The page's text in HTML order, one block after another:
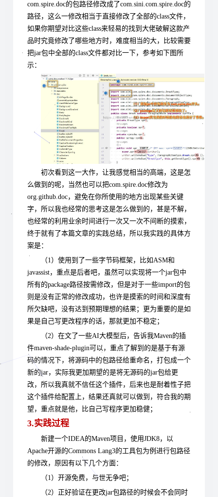
com.spire.doc的包路径修改成了com.sini.com.spire.doc的
路径，这么一修改相当于直接修改了全部的class文件，
如果你期望对比这些class来轻易的找到大佬破解这款产
品时究竟修改了哪些地方时，难度相当的大，比较需要
把jar包中全部的class文件都对比一下，参考如下图所
示：
初次看到这一大作，让我感觉相当的高端，这是怎
么做到的呢，当然也可以把com.spire.doc修改为
org.github.doc，避免在你所使用的地方出现某些关键
字，所以我也经常的思考这是怎么做到的，甚是不解，
也经常的利用业余时间进行一次又一次不间断的摸索，
终于就有了本篇文章的实践总结，所以我实践的具体方
案是：
（1）使用到了一些字节码框架，比如ASM和
javassist，重点是后者吧，虽然可以实现将一个jar包中
所有的package路径按需修改，但是对于一些import的包
则是没有正常的修改成功，也许是摸索的时间和深度有
所欠缺吧，没有达到预期理想的结果；更为重要的是如
果是自己写更改程序的话，那就更加不稳定；
（2）在文了一些AI大模型后，告诉我Maven的插
件maven-shade-plugin可以，重点了解到的是基于有源
码的情况下，将源码中的包路径给重命名，打包成一个
新的jar，实际我更加期望的是将无源码的jar包给更
改，所以我真就不信任这个插件，后来也是耐着性子把
这个插件给配置上，结果还真就可以做到，符合我的期
望，重点就是他，比自己写程序更加稳健；
3.实践过程
新建一个IDEA的Maven项目，使用JDK8，以
Apache开源的Commons Lang3的工具包为例进行包路径
的修改，原因有以下几个方面：
（1）开源免费，与世无争吧；
（2）正好验证在更改jar包路径的时候会不会同时